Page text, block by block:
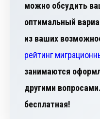
можно обсудить
оптимальный
рейтинг
занимаются
другими
бесплатная!